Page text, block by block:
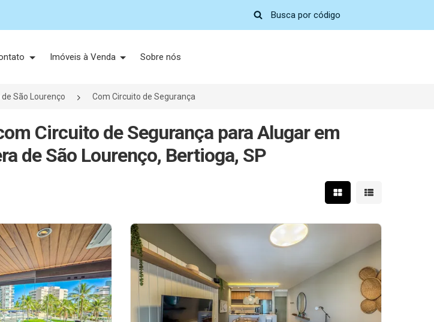
Imóveis à Venda Sobre nós
São Lourenço Com Circuito de Segurança
Circuito de Segurança para Alugar em
de São Lourenço, Bertioga, SP
Mostrar resultados em
Mostrar